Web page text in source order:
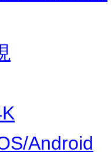
Android